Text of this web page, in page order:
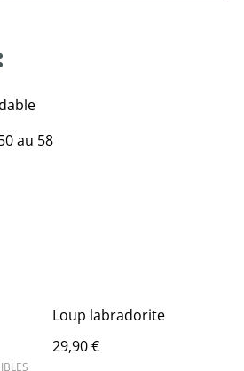
au 58
Loup labradorite
29,90 €